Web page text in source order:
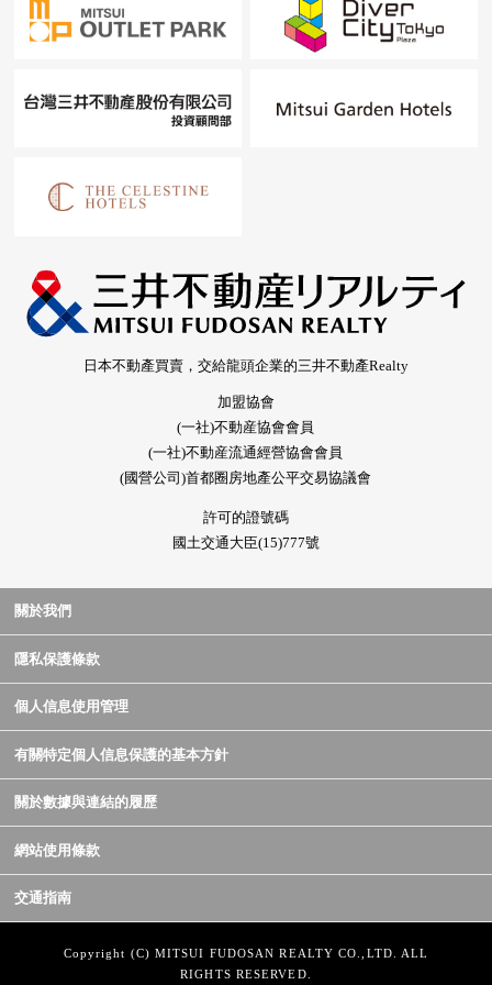
日本不動產買賣，交給龍頭企業的三井不動產Realty
加盟協會
(一社)不動産協會會員
(一社)不動産流通經營協會會員
(國營公司)首都圈房地產公平交易協議會
許可的證號碼
國土交通大臣(15)777號
關於我們
隱私保護條款
個人信息使用管理
有關特定個人信息保護的基本方針
關於數據與連結的履歷
網站使用條款
交通指南
Copyright (C) MITSUI FUDOSAN REALTY CO.,LTD. ALL
RIGHTS RESERVED.